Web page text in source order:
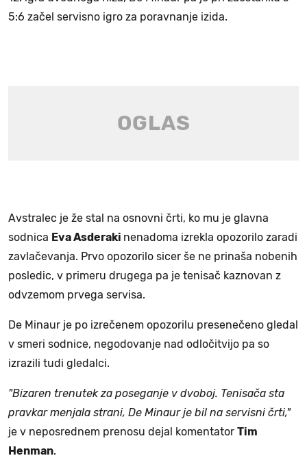
5:6 začel servisno igro za poravnanje izida.
Avstralec je že stal na osnovni črti, ko mu je glavna
sodnica Eva Asderaki nenadoma izrekla opozorilo zaradi
zavlačevanja. Prvo opozorilo sicer še ne prinaša nobenih
posledic, v primeru drugega pa je tenisač kaznovan z
odvzemom prvega servisa.
De Minaur je po izrečenem opozorilu presenečeno gledal
v smeri sodnice, negodovanje nad odločitvijo pa so
izrazili tudi gledalci.
"Bizaren trenutek za poseganje v dvoboj. Tenisača sta
pravkar menjala strani, De Minaur je bil na servisni črti,"
je v neposrednem prenosu dejal komentator Tim
Henman.